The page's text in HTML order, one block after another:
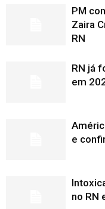
PM
Zaira
RN
RN já
em
e
no RN